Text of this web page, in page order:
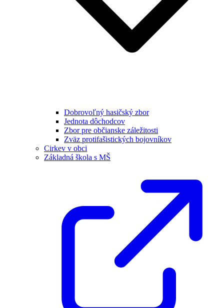
Dobrovoľný hasičský zbor
Jednota dôchodcov
Zbor pre občianske záležitosti
Zväz protifašistických bojovníkov
Cirkev v obci
Základná škola s MŠ